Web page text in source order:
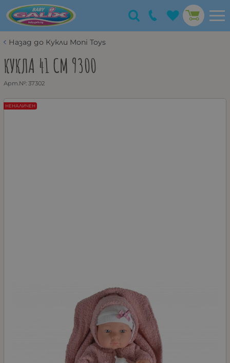
Назад до Кукли Moni Toys
КУКЛА 41 CM 9300
Арт.№: 37302
НЕНАЛИЧЕН